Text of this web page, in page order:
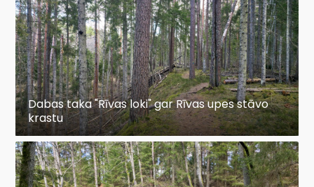
Dabas taka "Rīvas loki" gar Rīvas upes stāvo
krastu